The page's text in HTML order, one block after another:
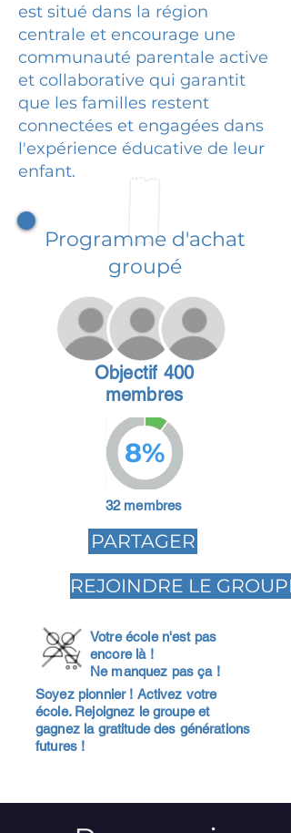
est situé dans la région
centrale et encourage une
communauté parentale active
et collaborative qui garantit
que les familles restent
connectées et engagées dans
l'expérience éducative de leur
enfant.
Programme d'achat
groupé
Objectif 400
membres
8%
32 membres
PARTAGER
REJOINDRE LE GROUPE
Votre école n'est pas
encore là !
Ne manquez pas ça !
Soyez pionnier ! Activez votre
école. Rejoignez le groupe et
gagnez la gratitude des générations
futures !